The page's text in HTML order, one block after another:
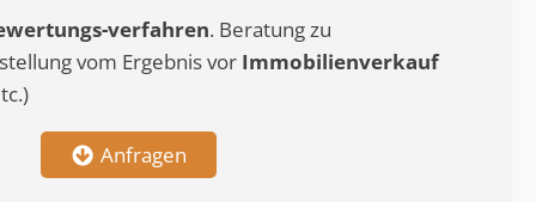
verfahren. Beratung zu
vom Ergebnis vor Immobilienverkauf
Anfragen